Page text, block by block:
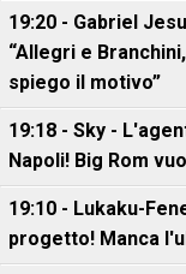
19:20 - Gabriel
“Allegri e
spiego il motivo”
19:18 - Sky -
Napoli! Big Rom
19:10 - Lukaku-
progetto! Manca